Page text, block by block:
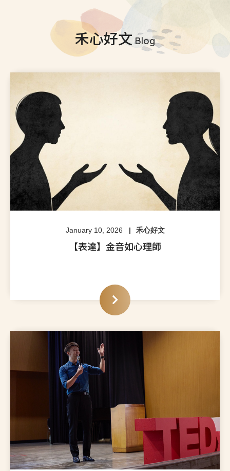
禾心好文 Blog
January 10, 2026 禾心好文
【表達】金音如心理師